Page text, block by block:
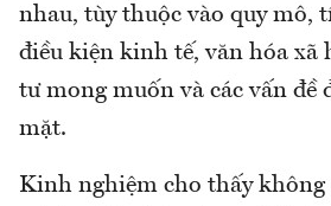
nhau, tùy thuộc vào quy mô,
điều kiện kinh tế, văn hóa xã
tư mong muốn và các vấn đề
mặt.
Kinh nghiệm cho thấy